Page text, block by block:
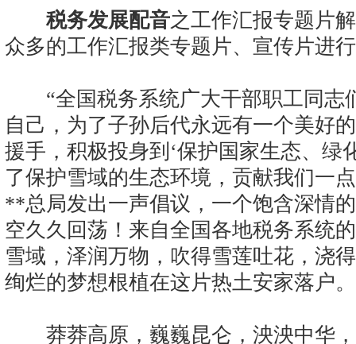
税务发展配音之工作汇报专题片
众多的工作汇报类专题片、宣传片进
“全国税务系统广大干部职工同志
自己，为了子孙后代永远有一个美好
援手，积极投身到‘保护国家生态、绿
了保护雪域的生态环境，贡献我们一
**总局发出一声倡议，一个饱含深情
空久久回荡！来自全国各地税务系统
雪域，泽润万物，吹得雪莲吐花，浇
绚烂的梦想根植在这片热土安家落户。
莽莽高原，巍巍昆仑，泱泱中华，